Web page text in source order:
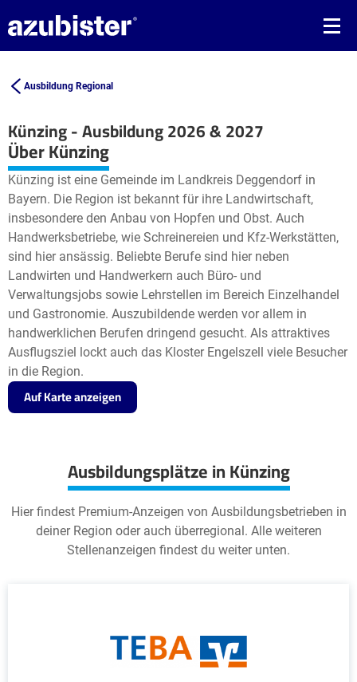
Ausbildung Regional
Künzing - Ausbildung 2026 & 2027
+
−
Leaflet| ©OpenStreetMap2
Über Künzing
Künzing ist eine Gemeinde im Landkreis Deggendorf in
Bayern. Die Region ist bekannt für ihre Landwirtschaft,
insbesondere den Anbau von Hopfen und Obst. Auch
Handwerksbetriebe, wie Schreinereien und Kfz-Werkstätten,
sind hier ansässig. Beliebte Berufe sind hier neben
Landwirten und Handwerkern auch Büro- und
Verwaltungsjobs sowie Lehrstellen im Bereich Einzelhandel
und Gastronomie. Auszubildende werden vor allem in
handwerklichen Berufen dringend gesucht. Als attraktives
Ausflugsziel lockt auch das Kloster Engelszell viele Besucher
in die Region.
Auf Karte anzeigen
Ausbildungsplätze in Künzing
Hier findest Premium-Anzeigen von Ausbildungsbetrieben in
deiner Region oder auch überregional. Alle weiteren
Stellenanzeigen findest du weiter unten.